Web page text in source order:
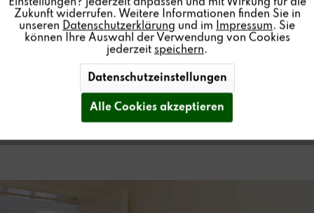
ÖFFENTLICHEN
GEBÄUDE
öffentlichen GebäudenMusik erleben mit Revox
Zukunft widerrufen. Weitere Informationen finden Sie in
unseren Datenschutzerklärung und im Impressum. Sie
können Ihre Auswahl der Verwendung von Cookies
jederzeit speichern.
Datenschutzeinstellungen
Alle Cookies akzeptieren